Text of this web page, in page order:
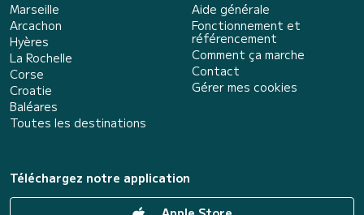
Marseille
Arcachon
Hyères
La Rochelle
Corse
Croatie
Baléares
Toutes les destinations
Aide générale
Fonctionnement et
référencement
Comment ça marche
Contact
Gérer mes cookies
Téléchargez notre application